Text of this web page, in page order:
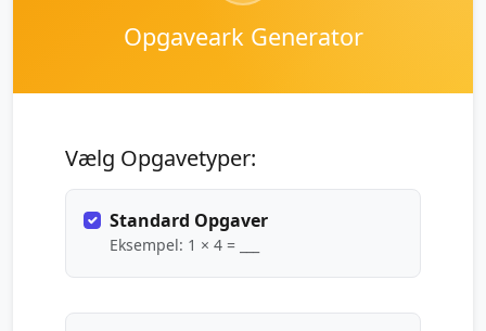
Opgaveark Generator
Vælg Opgavetyper:
Standard Opgaver
Eksempel: 1 × 4 = ___